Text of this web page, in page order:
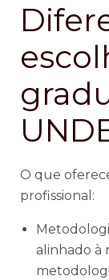
O que
profissional:
alinhado à